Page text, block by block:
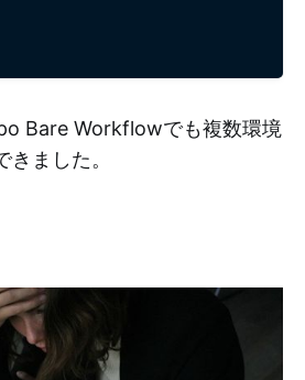
Bare Workflowでも複数環境
ました。